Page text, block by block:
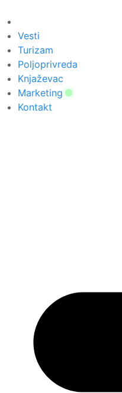
на
садржај
Vesti
Turizam
Poljoprivreda
Knjaževac
Marketing
Kontakt